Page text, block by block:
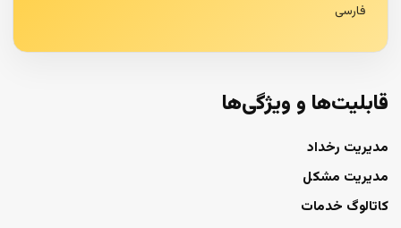
فارسی
قابلیت‌ها و ویژگی‌ها
مدیریت رخداد
مدیریت مشکل
کاتالوگ خدمات